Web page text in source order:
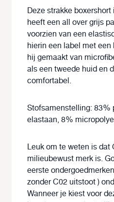
Deze strakke
heeft een all over grijs
voorzien van een
hierin een label met
hij gemaakt van
als een tweede huid en
comfortabel.
Stofsamenstelling: 83%
elastaan, 8%
Leuk om te weten is dat
milieubewust merk is.
eerste
zonder C02 uitstoot )
Wanneer je kiest voor